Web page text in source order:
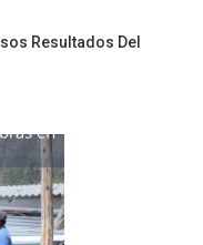
Resultados Del